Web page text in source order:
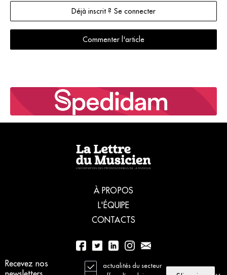
Recevez nos
actualités du secteur
Déjà inscrit ? Se connecter
Commenter l'article
À PROPOS
L'ÉQUIPE
CONTACTS
01 56 77 04 00